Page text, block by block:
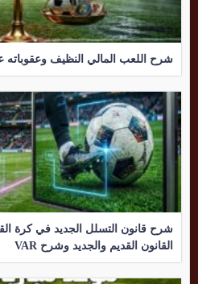
شرح اللعب المالي النظيف وعقوباته
القانون القديم والجديد وشرح VAR